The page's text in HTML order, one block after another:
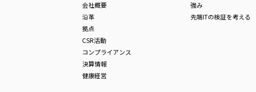
会社概要
沿革
拠点
CSR活動
コンプライアンス
決算情報
健康経営
強み
先端ITの検証を考える